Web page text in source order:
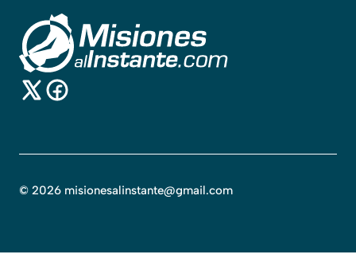
© 2026 misionesalinstante@gmail.com